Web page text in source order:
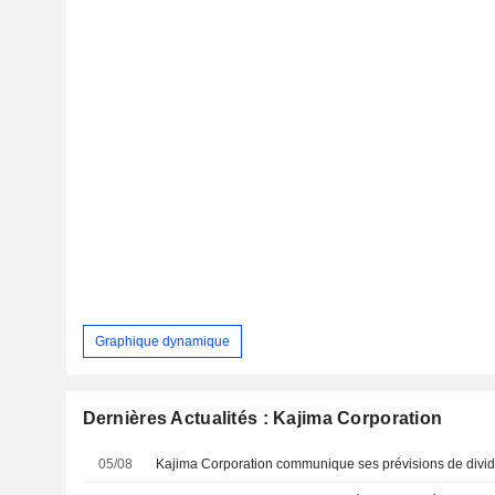
Graphique dynamique
Dernières Actualités : Kajima Corporation
05/08